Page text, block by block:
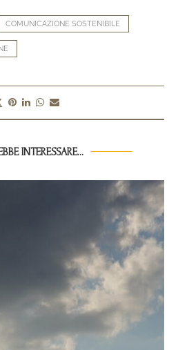
COMUNICAZIONE SOSTENIBILE
INTERESSARE...